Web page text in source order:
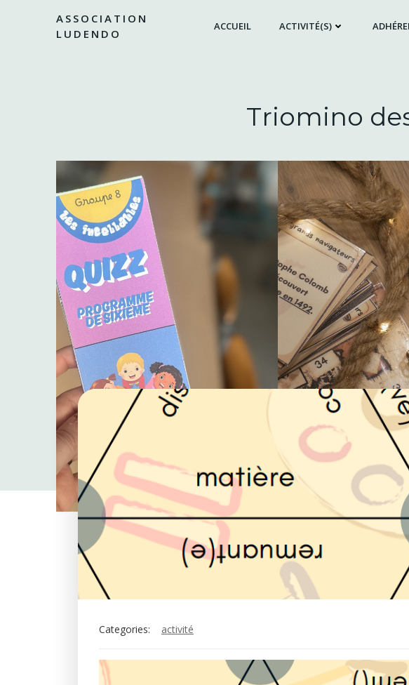
ASSOCIATION
LUDENDO
ACCUEIL ACTIVITÉ(S)
Triomino
Categories: activité